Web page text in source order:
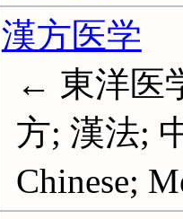
漢方医学
← 東洋医
方; 漢法;
Chinese;